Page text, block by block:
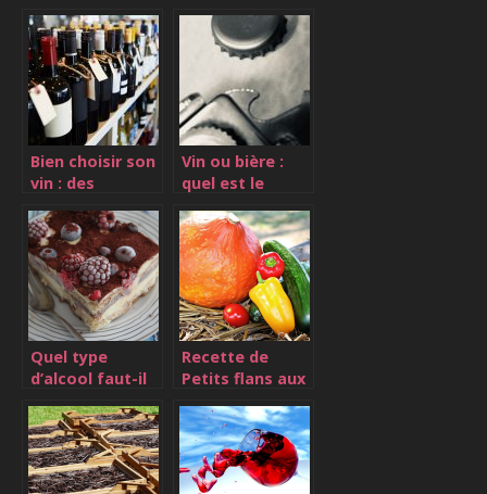
et delicieux ?
faut-il savoir ?
Bien choisir son
vin : des
arriver
Vin ou bière :
quel est le
Quel type
d’alcool faut-il
tiramisu ?
Recette de
Petits flans aux
soleil